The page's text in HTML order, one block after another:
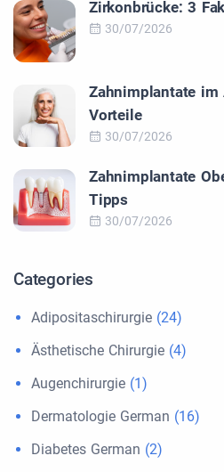
Zirkonbrücke: 3
30/07/2026
Zahnimplantate
Vorteile
30/07/2026
Zahnimplantate
Tipps
30/07/2026
Categories
Adipositaschirurgie (24)
Ästhetische Chirurgie (4)
Augenchirurgie (1)
Dermatologie German (16)
Diabetes German (2)